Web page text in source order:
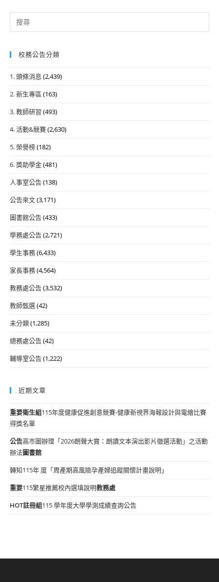
Search
for:
校務公告分類
1. 頭條消息 (2,439)
2. 新生專區 (163)
3. 教師研習 (493)
4. 活動&競賽(2,630)
5. 榮譽榜(182)
6. 獎助學金(481)
人事室公告(138)
公告來文(3,171)
圖書館公告(433)
學務處公告(2,721)
學生事務(6,433)
家長事務(4,564)
教務處公告(3,532)
教師甄選(42)
未分類(1,285)
總務處公告(42)
輔導室公告(1,222)
近期文章
重要衛生組115年度健康促進創意競賽-健康新視界海報設計與電繪比賽
得獎名單
公告高市圖辦理「2026朗聲大賞：朗讀文本演出影片徵選活動」之活動
辦法圖書館
轉知115年 度「周產期高風險孕產婦追蹤關懷計畫說明」
重要115繁星推薦校內選填說明教務處
HOT註冊組115 學年度大學學測成績查詢公告